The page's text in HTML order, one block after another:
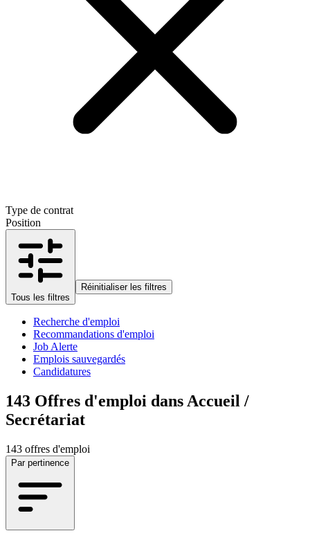
Type de contrat
Position
Tous les filtres
Réinitialiser les filtres
Recherche d'emploi
Recommandations d'emploi
Job Alerte
Emplois sauvegardés
Candidatures
143 Offres d'emploi dans Accueil /
Secrétariat
143 offres d'emploi
Par pertinence